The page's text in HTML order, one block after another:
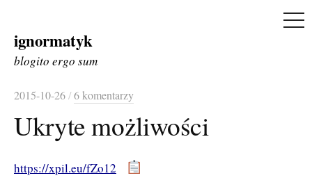
Skip
to
ignormatyk
blogito ergo sum
2015-10-26/6 komentarzy
Ukryte możliwości
https://xpil.eu/fZo12